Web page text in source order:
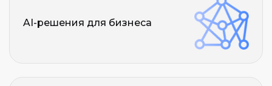
AI-решения для бизнеса